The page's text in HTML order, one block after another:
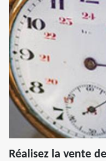
Réalisez la vente